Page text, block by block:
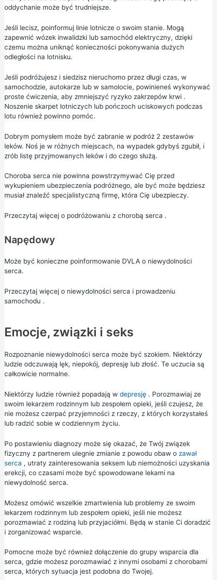
oddychanie może być trudniejsze.
Jeśli lecisz, poinformuj linie lotnicze o swoim stanie. Mogą
zapewnić wózek inwalidzki lub samochód elektryczny, dzięki
czemu można uniknąć konieczności pokonywania dużych
odległości na lotnisku.
Jeśli podróżujesz i siedzisz nieruchomo przez długi czas, w
samochodzie, autokarze lub w samolocie, powinieneś wykonywać
proste ćwiczenia, aby zmniejszyć ryzyko zakrzepów krwi.
Noszenie skarpet lotniczych lub pończoch uciskowych podczas
lotu również powinno pomóc.
Dobrym pomysłem może być zabranie w podróż 2 zestawów
leków. Noś je w różnych miejscach, na wypadek gdybyś zgubił, i
zrób listę przyjmowanych leków i do czego służą.
Choroba serca nie powinna powstrzymywać Cię przed
wykupieniem ubezpieczenia podróżnego, ale być może będziesz
musiał znaleźć specjalistyczną firmę, która Cię ubezpieczy.
Przeczytaj więcej o podróżowaniu z chorobą serca .
Napędowy
Może być konieczne poinformowanie DVLA o niewydolności
serca.
Przeczytaj więcej o niewydolności serca i prowadzeniu
samochodu .
Emocje, związki i seks
Rozpoznanie niewydolności serca może być szokiem. Niektórzy
ludzie odczuwają lęk, niepokój, depresję lub złość. Te uczucia są
całkowicie normalne.
Niektórzy ludzie również popadają w depresję. Porozmawiaj ze
swoim lekarzem rodzinnym lub zespołem opieki, jeśli czujesz, że
nie możesz czerpać przyjemności z rzeczy, z których korzystałeś
lub radzić sobie w codziennym życiu.
Po postawieniu diagnozy może się okazać, że Twój związek
fizyczny z partnerem ulegnie zmianie z powodu obaw o zawał
serca , utraty zainteresowania seksem lub niemożności uzyskania
erekcji, co czasami może być spowodowane lekami na
niewydolność serca.
Możesz omówić wszelkie zmartwienia lub problemy ze swoim
lekarzem rodzinnym lub zespołem opieki, jeśli nie możesz
porozmawiać z rodziną lub przyjaciółmi. Będą w stanie Ci doradzić
i zorganizować wsparcie.
Pomocne może być również dołączenie do grupy wsparcia dla
serca, gdzie możesz porozmawiać z innymi osobami z chorobami
serca, których sytuacja jest podobna do Twojej.